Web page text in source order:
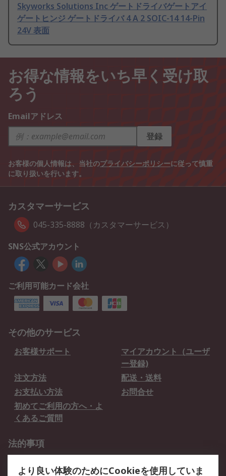
Skyworks Solutions Inc ゲートドライバゲートアイ
ゲートヒンジ ゲートドライバ 4 A 2 SOIC-14 14-Pin
24V 表面
お得な情報をいち早く受け取
ろう
Emailアドレス
登録
お客様の個人情報は、当社のプライバシーポリシーに従って慎重
に取り扱いを行います。
カスタマーサービス
045-335-8888（カスタマーサービス）
SNS公式アカウント
ご利用可能カード会社
その他のサービス
お客様サポート
マイアカウント（ユーザ
ー登録)
注文方法
配送・送料
お支払い方法
お問合せ
初めてご利用の方へ・よ
くあるご質問
法的事項
より良い体験のためにCookieを使用していま